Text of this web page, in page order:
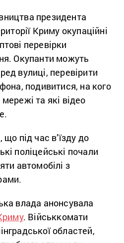
президента
Криму окупаційні
перевірки
Окупанти можуть
вулиці, перевірити
подивитися, на кого
та які відео
під час в’їзду до
поліцейські почали
автомобілі з
влада анонсувала
. Військкомати
областей,